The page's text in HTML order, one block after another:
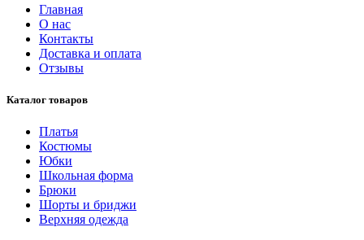
Главная
О нас
Контакты
Доставка и оплата
Отзывы
Каталог товаров
Платья
Костюмы
Юбки
Школьная форма
Брюки
Шорты и бриджи
Верхняя одежда